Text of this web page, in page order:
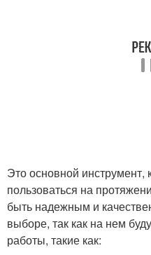
Это основной инструмент,
пользоваться на
быть надежным и
выборе, так как на нем
работы, такие как: